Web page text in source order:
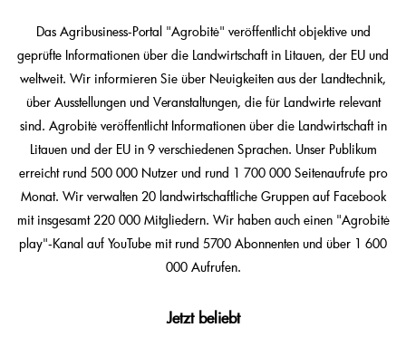
Das Agribusiness-Portal "Agrobitė" veröffentlicht objektive und
geprüfte Informationen über die Landwirtschaft in Litauen, der EU und
weltweit. Wir informieren Sie über Neuigkeiten aus der Landtechnik,
über Ausstellungen und Veranstaltungen, die für Landwirte relevant
sind. Agrobitė veröffentlicht Informationen über die Landwirtschaft in
Litauen und der EU in 9 verschiedenen Sprachen. Unser Publikum
erreicht rund 500 000 Nutzer und rund 1 700 000 Seitenaufrufe pro
Monat. Wir verwalten 20 landwirtschaftliche Gruppen auf Facebook
mit insgesamt 220 000 Mitgliedern. Wir haben auch einen "Agrobitė
play"-Kanal auf YouTube mit rund 5700 Abonnenten und über 1 600
000 Aufrufen.
Jetzt beliebt